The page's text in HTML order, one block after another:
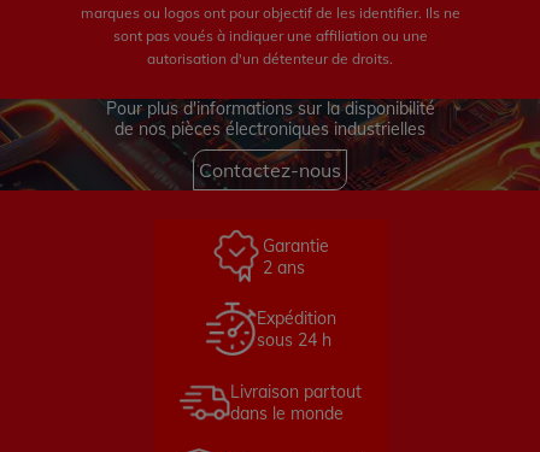
marques ou logos ont pour objectif de les identifier. Ils ne
sont pas voués à indiquer une affiliation ou une
autorisation d'un détenteur de droits.
Pour plus d'informations sur la disponibilité
de nos pièces électroniques industrielles
Contactez-nous
Garantie
2 ans
Expédition
sous 24 h
Livraison partout
dans le monde